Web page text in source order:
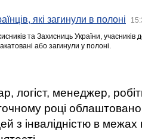
які загинули в полоні
та Захисниць України,
або загинули у полоні.
логіст, менеджер,
році
з інвалідністю в межах